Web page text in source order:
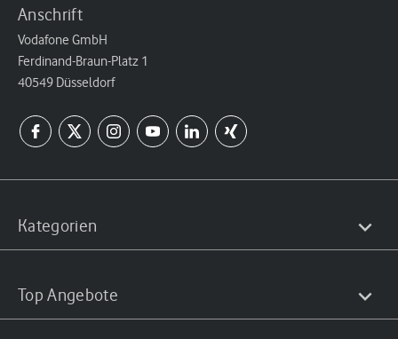
Anschrift
Vodafone GmbH
Ferdinand-Braun-Platz 1
40549 Düsseldorf
Kategorien
Top Angebote